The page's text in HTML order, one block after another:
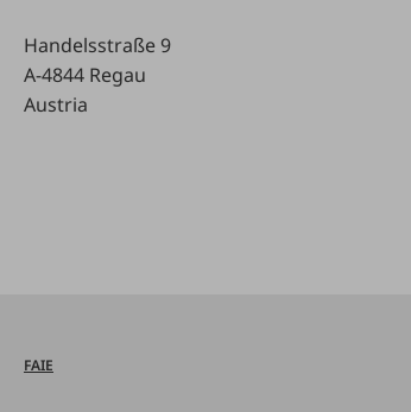
Handelsstraße 9
A-4844 Regau
Austria
FAIE